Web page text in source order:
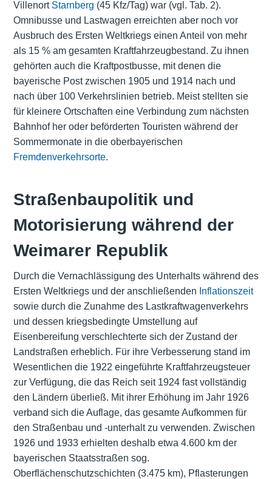
Villenort Starnberg (45 Kfz/Tag) war (vgl. Tab. 2).
Omnibusse und Lastwagen erreichten aber noch vor
Ausbruch des Ersten Weltkriegs einen Anteil von mehr
als 15 % am gesamten Kraftfahrzeugbestand. Zu ihnen
gehörten auch die Kraftpostbusse, mit denen die
bayerische Post zwischen 1905 und 1914 nach und
nach über 100 Verkehrslinien betrieb. Meist stellten sie
für kleinere Ortschaften eine Verbindung zum nächsten
Bahnhof her oder beförderten Touristen während der
Sommermonate in die oberbayerischen
Fremdenverkehrsorte.
Straßenbaupolitik und
Motorisierung während der
Weimarer Republik
Durch die Vernachlässigung des Unterhalts während des
Ersten Weltkriegs und der anschließenden Inflationszeit
sowie durch die Zunahme des Lastkraftwagenverkehrs
und dessen kriegsbedingte Umstellung auf
Eisenbereifung verschlechterte sich der Zustand der
Landstraßen erheblich. Für ihre Verbesserung stand im
Wesentlichen die 1922 eingeführte Kraftfahrzeugsteuer
zur Verfügung, die das Reich seit 1924 fast vollständig
den Ländern überließ. Mit ihrer Erhöhung im Jahr 1926
verband sich die Auflage, das gesamte Aufkommen für
den Straßenbau und -unterhalt zu verwenden. Zwischen
1926 und 1933 erhielten deshalb etwa 4.600 km der
bayerischen Staatsstraßen sog.
Oberflächenschutzschichten (3.475 km), Pflasterungen